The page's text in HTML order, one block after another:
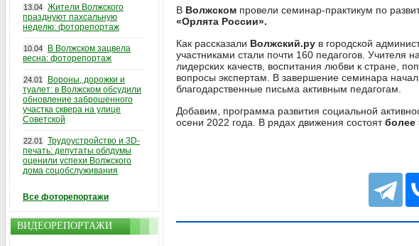
В Волжском провели семинар-практикум по
«Орлята России».
Как рассказали Волжский.ру в городской
участниками стали почти 160 педагогов. Учителя
лидерских качеств, воспитания любви к стране,
вопросы экспертам. В завершение семинара
благодарственные письма активным педагогам.
Добавим, программа развития социальной
осени 2022 года. В рядах движения состоятболее
13.04 Жители Волжского
празднуют пахсальную
неделю: фоторепортаж
10.04
В Волжском зацвела
весна: фоторепортаж
24.01
Вороны, дорожки и
туалет: в Волжском обсудили
обновление заброшенного
участка сквера на улице
Советской
22.01
Трудоустройство и 3D-
печать: депутаты облдумы
оценили успехи Волжского
дома соцобслуживания
Все фоторепортажи
ВИДЕОРЕПОРТАЖИ